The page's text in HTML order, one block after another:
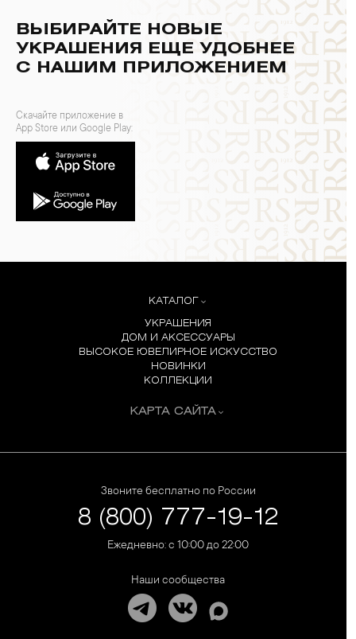
ВЫБИРАЙТЕ НОВЫЕ
УКРАШЕНИЯ ЕЩЕ УДОБНЕЕ
С НАШИМ ПРИЛОЖЕНИЕМ
Скачайте приложение в
App Store или Google Play:
КАТАЛОГ
УКРАШЕНИЯ
ДОМ И АКСЕССУАРЫ
ВЫСОКОЕ ЮВЕЛИРНОЕ ИСКУССТВО
НОВИНКИ
КОЛЛЕКЦИИ
КАРТА САЙТА
Звоните бесплатно по России
8 (800) 777-19-12
Ежедневно: с 10:00 до 22:00
Наши сообщества